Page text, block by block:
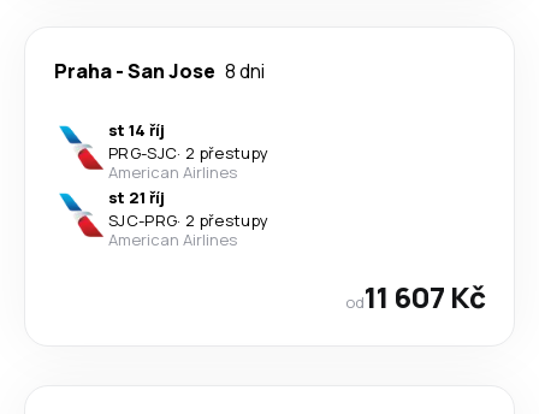
Praha-San Jose 8 dni
st 14 říj
PRG-SJC· 2 přestupy
American Airlines
st 21 říj
SJC-PRG· 2 přestupy
American Airlines
od11 607 Kč